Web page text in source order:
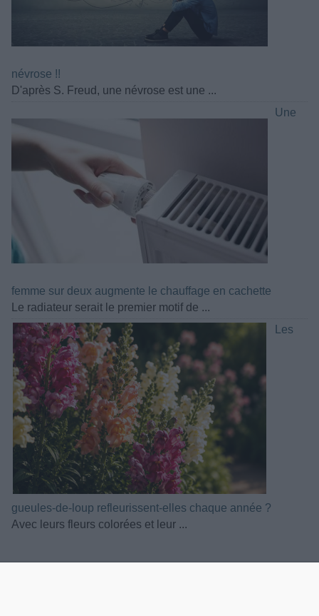
névrose !!
D'après S. Freud, une névrose est une ...
Une
femme sur deux augmente le chauffage en cachette
Le radiateur serait le premier motif de ...
Les
gueules-de-loup refleurissent-elles chaque année ?
Avec leurs fleurs colorées et leur ...